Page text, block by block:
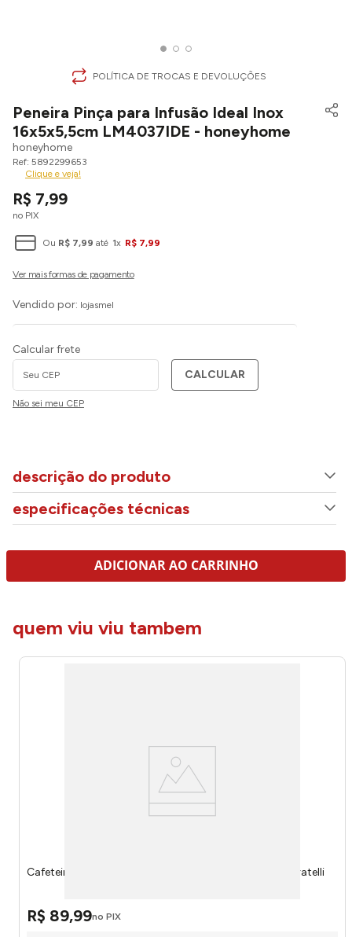
POLÍTICA DE TROCAS E DEVOLUÇÕES
Peneira Pinça para Infusão Ideal Inox
16x5x5,5cm LM4037IDE - honeyhome
honeyhome
5892299653
Clique e veja!
R$ 7,99
no PIX
Ou R$ 7,99 até 1x R$ 7,99
Vendido por: lojasmel
Calcular frete
CALCULAR
Não sei meu CEP
descrição do produto
especificações técnicas
ADICIONAR AO CARRINHO
quem viu viu tambem
Cafeteira Italiana Inox 12 Xícaras Com Alça A27831 - Fratelli
R$ 89,99no PIX